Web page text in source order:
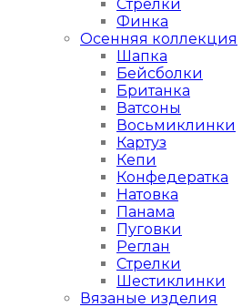
Стрелки
Финка
Осенняя коллекция
Шапка
Бейсболки
Британка
Ватсоны
Восьмиклинки
Картуз
Кепи
Конфедератка
Натовка
Панама
Пуговки
Реглан
Стрелки
Шестиклинки
Вязаные изделия